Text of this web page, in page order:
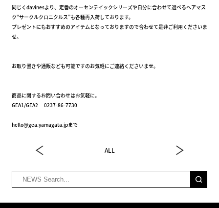
同じくdavinesより、定番のオーセンテイックシリーズや自分に合わせて選べるヘアマス
ク“サークルクロニクルス”も各種再入荷しております。
プレゼントにもおすすめのアイテムとなっておりますので合わせて是非ご利用くださいま
せ。
お取り置きや通販なども可能ですのお気軽にご連絡くださいませ。
商品に関するお問い合わせはお気軽に。
GEA1/GEA2 0237-86-7730
hello@gea.yamagata.jpまで
ALL